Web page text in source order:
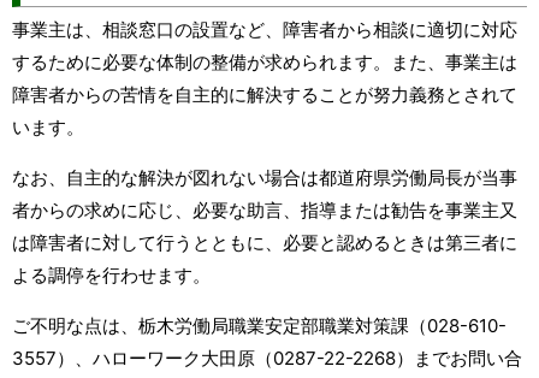
事業主は、相談窓口の設置など、障害者から相談に適切に対応
するために必要な体制の整備が求められます。また、事業主は
障害者からの苦情を自主的に解決することが努力義務とされて
います。
なお、自主的な解決が図れない場合は都道府県労働局長が当事
者からの求めに応じ、必要な助言、指導または勧告を事業主又
は障害者に対して行うとともに、必要と認めるときは第三者に
よる調停を行わせます。
ご不明な点は、栃木労働局職業安定部職業対策課（028-610-
3557）、ハローワーク大田原（0287-22-2268）までお問い合